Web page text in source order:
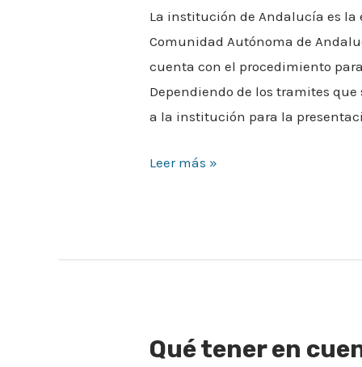
La institución de Andalucía es la
Comunidad Autónoma de
cuenta con el procedimiento
Dependiendo de los tramites
a la institución para la
Leer más »
Qué tener en
Qué